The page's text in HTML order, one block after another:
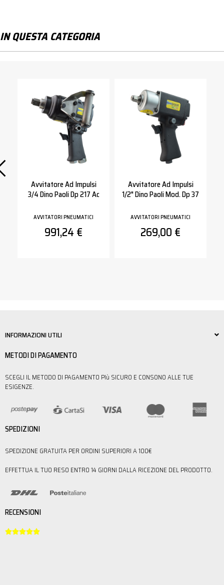
IN QUESTA CATEGORIA
Avvitatore Ad Impulsi
3/4 Dino Paoli Dp 217 Ac
AVVITATORI PNEUMATICI
991,24 €
Avvitatore Ad Impulsi
1/2" Dino Paoli Mod. Dp 37
AVVITATORI PNEUMATICI
269,00 €
INFORMAZIONI UTILI
METODI DI PAGAMENTO
SCEGLI IL METODO DI PAGAMENTO PIù SICURO E CONSONO ALLE TUE
ESIGENZE.
SPEDIZIONI
SPEDIZIONE GRATUITA PER ORDINI SUPERIORI A 100€
EFFETTUA IL TUO RESO ENTRO 14 GIORNI DALLA RICEZIONE DEL PRODOTTO.
RECENSIONI
